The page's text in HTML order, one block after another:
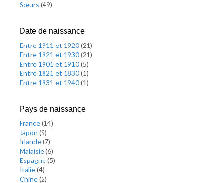
Sœurs (49)
Date de naissance
Entre 1911 et 1920(21)
Entre 1921 et 1930(21)
Entre 1901 et 1910(5)
Entre 1821 et 1830(1)
Entre 1931 et 1940(1)
Pays de naissance
France(14)
Japon (9)
Irlande(7)
Malaisie(6)
Espagne(5)
Italie(4)
Chine(2)